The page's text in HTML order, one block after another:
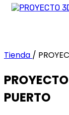
Tienda /
PUERTO